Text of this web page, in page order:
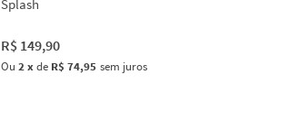
Splash
R$ 149,90
Ou 2xde R$ 74,95 sem juros